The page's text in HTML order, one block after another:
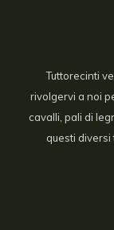
Tuttorecinti
rivolgervi a noi
cavalli, pali di
questi diversi